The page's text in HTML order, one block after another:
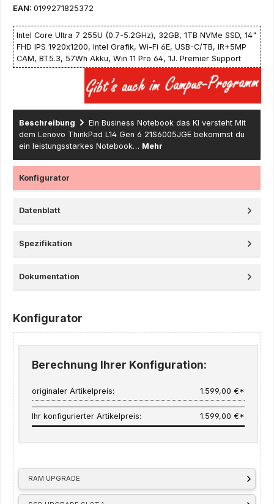
EAN: 0199271825372
Intel Core Ultra 7 255U (0.7-5.2GHz), 32GB, 1TB NVMe SSD, 14"
FHD IPS 1920x1200, Intel Grafik, Wi-Fi 6E, USB-C/TB, IR+5MP
CAM, BT5.3, 57Wh Akku, Win 11 Pro 64, 1J. Premier Support
Beschreibung
Ein Business Notebook das KI versteht Mit
dem Lenovo ThinkPad L14 Gen 6 21S6005JGE bekommst du
ein leistungsstarkes Notebook… Mehr
Konfigurator
Datenblatt
Spezifikation
Dokumentation
Konfigurator
RAM UPGRADE
Berechnung Ihrer Konfiguration:
originaler Artikelpreis: 1.599,00 €*
Ihr konfigurierter Artikelpreis: 1.599,00 €*